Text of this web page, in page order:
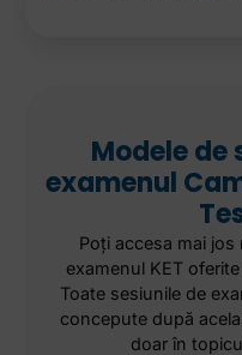
Modele de
examenul
Poţi accesa mai
examenul KET
Toate sesiunile de
concepute după
doar în